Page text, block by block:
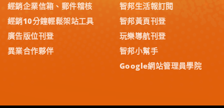
經銷企業信箱、郵件稽核
經銷10分鐘輕鬆架站工具
廣告版位刊登
異業合作夥伴
智邦生活報訂閱
智邦黃頁刊登
玩樂導航刊登
智邦小幫手
Google網站管理員學院